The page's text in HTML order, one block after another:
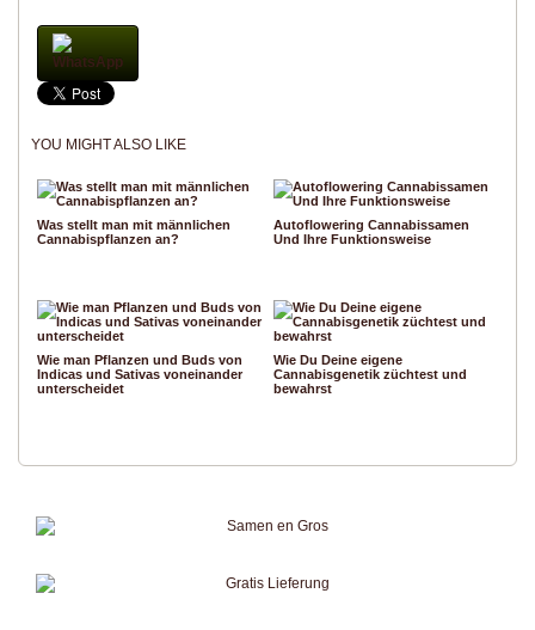
WhatsApp
YOU MIGHT ALSO LIKE
Was stellt man mit männlichen
Cannabispflanzen an?
Autoflowering Cannabissamen
Und Ihre Funktionsweise
Wie man Pflanzen und Buds von
Indicas und Sativas voneinander
unterscheidet
Wie Du Deine eigene
Cannabisgenetik züchtest und
bewahrst